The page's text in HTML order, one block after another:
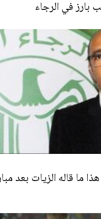
بارز في الرجاء
ما قاله الزيات بعد